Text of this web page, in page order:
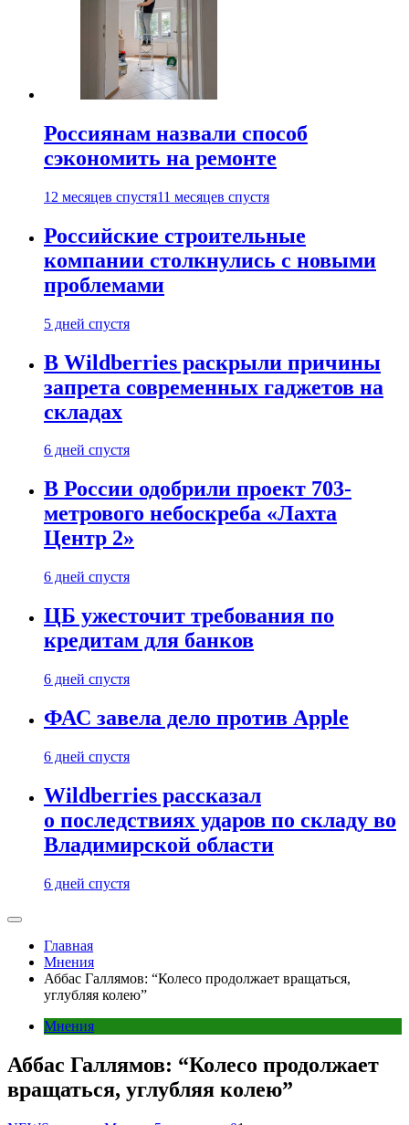
Россиянам назвали способ
сэкономить на ремонте
12 месяцев спустя11 месяцев спустя
Российские строительные
компании столкнулись с новыми
проблемами
5 дней спустя
В Wildberries раскрыли причины
запрета современных гаджетов на
складах
6 дней спустя
В России одобрили проект 703-
метрового небоскреба «Лахта
Центр 2»
6 дней спустя
ЦБ ужесточит требования по
кредитам для банков
6 дней спустя
ФАС завела дело против Apple
6 дней спустя
Wildberries рассказал
о последствиях ударов по складу во
Владимирской области
6 дней спустя
Главная
Мнения
Аббас Галлямов: “Колесо продолжает вращаться,
углубляя колею”
Мнения
Аббас Галлямов: “Колесо продолжает
вращаться, углубляя колею”